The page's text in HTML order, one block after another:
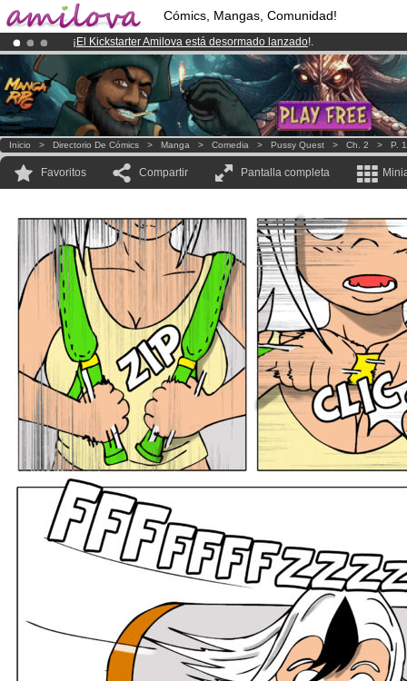
Cómics, Mangas, Comunidad!
¡ El Kickstarter Amilova está desormado lanzado!.
¡Conviertete en Premium por3.95 eurosal mes!Hazte Premium ya
¡Ya tenemos 100000miembrosy 1000 Cómics y Mangas!.
Inicio > Directorio De Cómics > Manga > Comedia > Pussy Quest > Ch. 2 > P.
Favoritos Compartir Pantalla completa